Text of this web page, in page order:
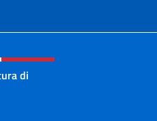
e menù
di